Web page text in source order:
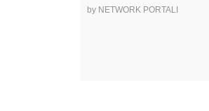
by NETWORK PORTALI